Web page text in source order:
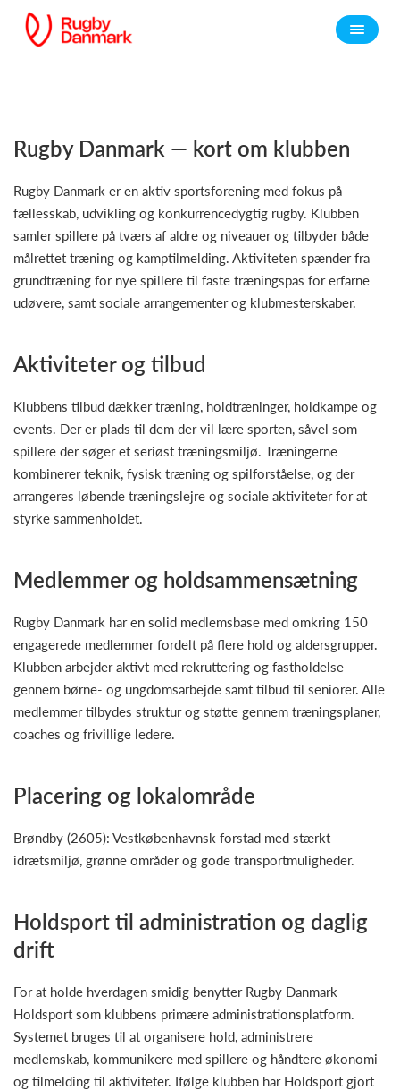
Rugby Danmark — kort om klubben
Rugby Danmark er en aktiv sportsforening med fokus på
fællesskab, udvikling og konkurrencedygtig rugby. Klubben
samler spillere på tværs af aldre og niveauer og tilbyder både
målrettet træning og kamptilmelding. Aktiviteten spænder fra
grundtræning for nye spillere til faste træningspas for erfarne
udøvere, samt sociale arrangementer og klubmesterskaber.
Aktiviteter og tilbud
Klubbens tilbud dækker træning, holdtræninger, holdkampe og
events. Der er plads til dem der vil lære sporten, såvel som
spillere der søger et seriøst træningsmiljø. Træningerne
kombinerer teknik, fysisk træning og spilforståelse, og der
arrangeres løbende træningslejre og sociale aktiviteter for at
styrke sammenholdet.
Medlemmer og holdsammensætning
Rugby Danmark har en solid medlemsbase med omkring 150
engagerede medlemmer fordelt på flere hold og aldersgrupper.
Klubben arbejder aktivt med rekruttering og fastholdelse
gennem børne‑ og ungdomsarbejde samt tilbud til seniorer. Alle
medlemmer tilbydes struktur og støtte gennem træningsplaner,
coaches og frivillige ledere.
Placering og lokalområde
Brøndby (2605): Vestkøbenhavnsk forstad med stærkt
idrætsmiljø, grønne områder og gode transportmuligheder.
Holdsport til administration og daglig
drift
For at holde hverdagen smidig benytter Rugby Danmark
Holdsport som klubbens primære administrationsplatform.
Systemet bruges til at organisere hold, administrere
medlemskab, kommunikere med spillere og håndtere økonomi
og tilmelding til aktiviteter. Ifølge klubben har Holdsport gjort